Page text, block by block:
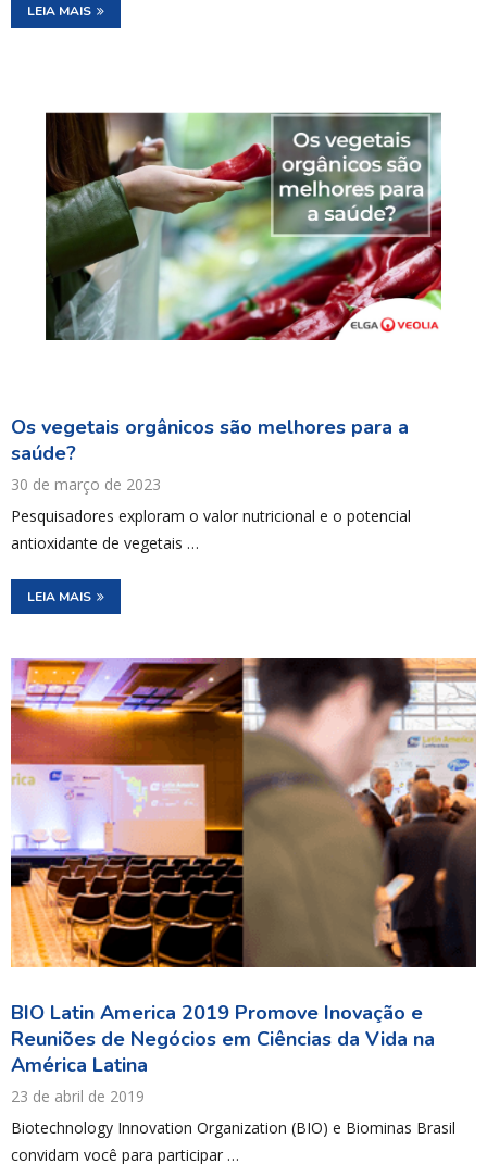
LEIA MAIS
Os vegetais orgânicos são melhores para a
saúde?
30 de março de 2023
Pesquisadores exploram o valor nutricional e o potencial
antioxidante de vegetais …
LEIA MAIS
BIO Latin America 2019 Promove Inovação e
Reuniões de Negócios em Ciências da Vida na
América Latina
23 de abril de 2019
Biotechnology Innovation Organization (BIO) e Biominas Brasil
convidam você para participar …